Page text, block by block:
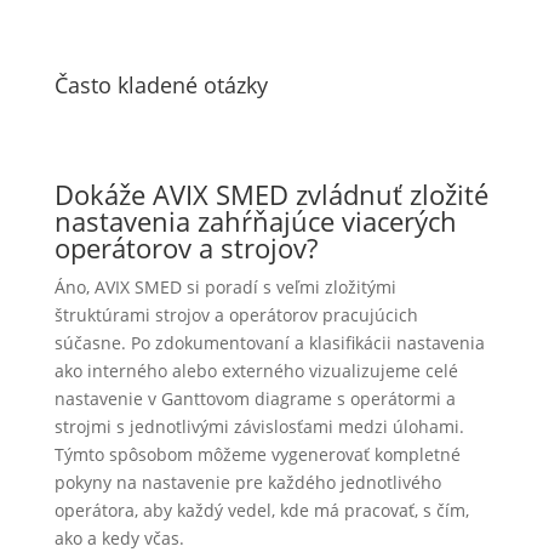
Často kladené otázky
Dokáže AVIX SMED zvládnuť zložité
nastavenia zahŕňajúce viacerých
operátorov a strojov?
Áno, AVIX SMED si poradí s veľmi zložitými
štruktúrami strojov a operátorov pracujúcich
súčasne. Po zdokumentovaní a klasifikácii nastavenia
ako interného alebo externého vizualizujeme celé
nastavenie v Ganttovom diagrame s operátormi a
strojmi s jednotlivými závislosťami medzi úlohami.
Týmto spôsobom môžeme vygenerovať kompletné
pokyny na nastavenie pre každého jednotlivého
operátora, aby každý vedel, kde má pracovať, s čím,
ako a kedy včas.